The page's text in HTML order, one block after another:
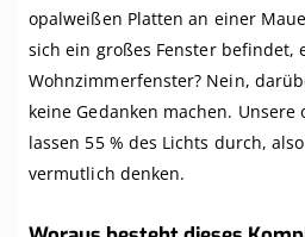
opalweißen Platten an einer
sich ein großes Fenster befindet,
Wohnzimmerfenster? Nein,
keine Gedanken machen. Unsere
lassen 55 % des Lichts durch,
vermutlich denken.